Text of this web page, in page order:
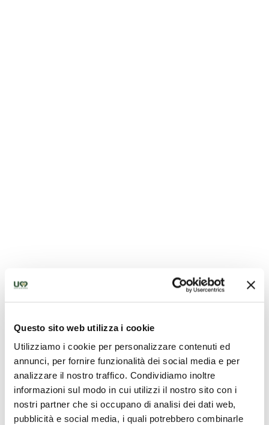
Questo sito web utilizza i cookie
Utilizziamo i cookie per personalizzare contenuti ed
annunci, per fornire funzionalità dei social media e per
analizzare il nostro traffico. Condividiamo inoltre
informazioni sul modo in cui utilizzi il nostro sito con i
nostri partner che si occupano di analisi dei dati web,
pubblicità e social media, i quali potrebbero combinarle